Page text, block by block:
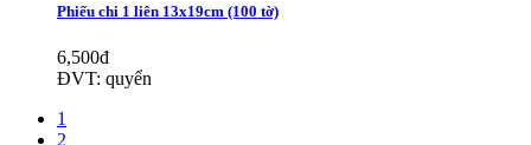
Phiếu chi 1 liên 13x19cm (100 tờ)
6,500đ
ĐVT: quyển
1
2